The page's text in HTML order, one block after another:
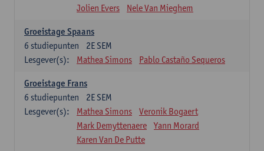
Jolien Evers
Nele Van Mieghem
Groeistage Spaans
2E SEM
6 studiepunten
Lesgever(s):
Mathea Simons Pablo Castaño Sequeros
Groeistage Frans
2E SEM
6 studiepunten
Lesgever(s):
Mathea Simons
Veronik Bogaert
Mark Demyttenaere
Yann Morard
Karen Van De Putte